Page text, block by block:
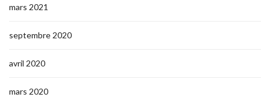
mars 2021
septembre 2020
avril 2020
mars 2020